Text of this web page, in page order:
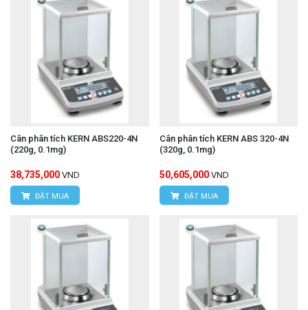
Cân phân tích KERN ABS220-4N
(220g, 0.1mg)
38,735,000 VND
ĐẶT MUA
Cân phân tích KERN ABS 320-4N
(320g, 0.1mg)
50,605,000 VND
ĐẶT MUA